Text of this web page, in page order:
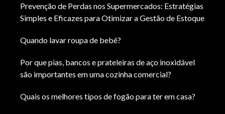
Prevenção de Perdas nos Supermercados: Estratégias
Simples e Eficazes para Otimizar a Gestão de Estoque
Quando lavar roupa de bebê?
Por que pias, bancos e prateleiras de aço inoxidável
são importantes em uma cozinha comercial?
Quais os melhores tipos de fogão para ter em casa?